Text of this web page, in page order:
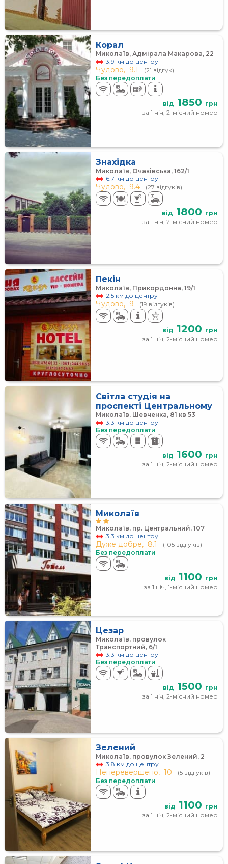
Корал
Миколаїв, Адмірала Макарова, 22
3.9 км до центру
Чудово, 9.1
(21 відгук)
Без передоплати
від 1850 грн
за 1 ніч, 2-місний номер
Знахідка
Миколаїв, Очаківська, 162/1
6.7 км до центру
Чудово, 9.4 (27 відгуків)
від 1800 грн
за 1 ніч, 2-місний номер
Пекін
Миколаїв, Прикордонна, 19/1
2.5 км до центру
Чудово, 9 (19 відгуків)
від 1200 грн
за 1 ніч, 2-місний номер
Світла студія на
проспекті Центральному
Миколаїв, Шевченка, 81 кв 53
3.3 км до центру
Без передоплати
від 1600 грн
за 1 ніч, 2-місний номер
Миколаїв
Миколаїв, пр. Центральний, 107
3.3 км до центру
Дуже добре, 8.1
(105 відгуків)
Без передоплати
від 1100 грн
за 1 ніч, 1-місний номер
Цезар
Миколаїв, провулок
Транспортний, 6/1
3.3 км до центру
Без передоплати
від 1500 грн
за 1 ніч, 2-місний номер
Зелений
Миколаїв, провулок Зелений, 2
3.8 км до центру
Неперевершено, 10
(5 відгуків)
Без передоплати
від 1100 грн
за 1 ніч, 2-місний номер